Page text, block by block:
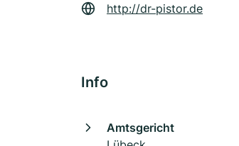
http://dr-pistor.de
Info
Amtsgericht